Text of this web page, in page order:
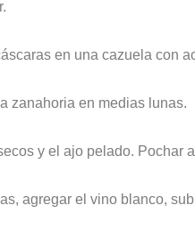
en una cazuela con
zanahoria en medias lunas.
y el ajo pelado. Pochar
agregar el vino blanco,